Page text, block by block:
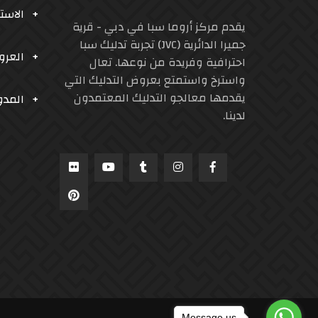
يقدم مركز أروما سبا في دبي - قرية
جميرا الدائرية (JVC) تجربة تدليك سبا
احترافية وفريدة من نوعها. تعال
واسترخ واستمتع بعروض التدليك التي
يقدمها معالجو التدليك المعتمدون
لدينا.